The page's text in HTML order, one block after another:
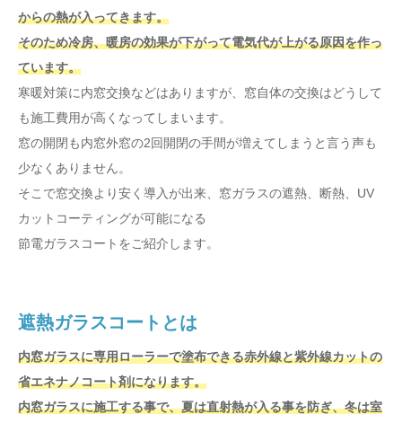
からの熱が入ってきます。
そのため冷房、暖房の効果が下がって電気代が上がる原因を作っ
ています。
寒暖対策に内窓交換などはありますが、窓自体の交換はどうして
も施工費用が高くなってしまいます。
窓の開閉も内窓外窓の2回開閉の手間が増えてしまうと言う声も
少なくありません。
そこで窓交換より安く導入が出来、窓ガラスの遮熱、断熱、UV
カットコーティングが可能になる
節電ガラスコートをご紹介します。
遮熱ガラスコートとは
内窓ガラスに専用ローラーで塗布できる赤外線と紫外線カットの
省エネナノコート剤になります。
内窓ガラスに施工する事で、夏は直射熱が入る事を防ぎ、冬は室